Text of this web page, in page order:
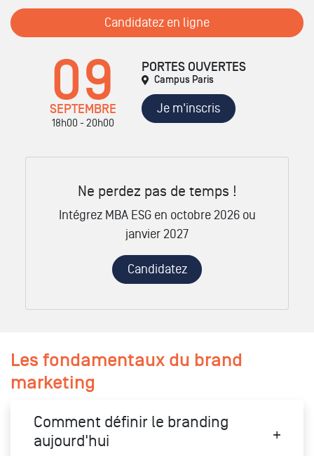
Candidatez en ligne
09
SEPTEMBRE
18h00 - 20h00
PORTES OUVERTES
Campus Paris
Je m'inscris
Ne perdez pas de temps !
Intégrez MBA ESG en octobre 2026 ou
janvier 2027
Candidatez
Les fondamentaux du brand
marketing
Comment définir le branding
aujourd'hui